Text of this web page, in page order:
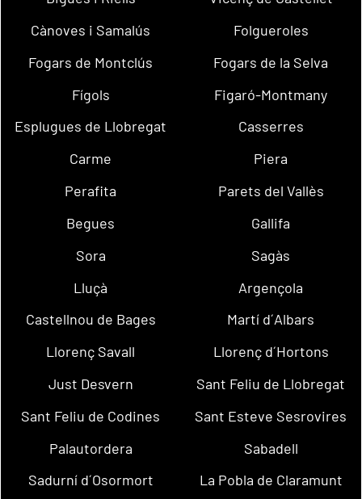
Cànoves i Samalús
Folgueroles
Fogars de Montclús
Fogars de la Selva
Fígols
Figaró-Montmany
Esplugues de Llobregat
Casserres
Carme
Piera
Perafita
Parets del Vallès
Begues
Gallifa
Sora
Sagàs
Lluçà
Argençola
Castellnou de Bages
Martí d´Albars
Llorenç Savall
Llorenç d´Hortons
Just Desvern
Sant Feliu de Llobregat
Sant Feliu de Codines
Sant Esteve Sesrovires
Palautordera
Sabadell
Sadurní d´Osormort
La Pobla de Claramunt